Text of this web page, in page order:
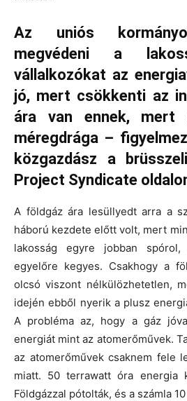
Az uniós
megvédeni a
vállalkozókat az
jó, mert csökkenti az
ára van ennek, mert
méregdrága –
közgazdász a
Project Syndicate
A földgáz ára lesüllyedt arra a
háború kezdete előtt volt, mert
lakosság egyre jobban
egyelőre kegyes. Csakhogy a
olcsó viszont nélkülözhetetlen,
idején ebből nyerik a plusz
A probléma az, hogy a gáz
energiát mint az atomerőművek.
az atomerőművek csaknem fele
miatt. 50 terrawatt óra energia
Földgázzal pótolták, és a számla